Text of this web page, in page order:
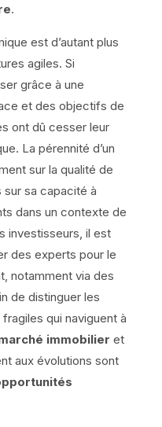
.
est d’autant plus
agiles. Si
grâce à une
et des objectifs de
ont dû cesser leur
La pérennité d’un
sur la qualité de
sur sa capacité à
dans un contexte de
investisseurs, il est
des experts pour le
notamment via des
de distinguer les
qui naviguent à
immobilier et
aux évolutions sont